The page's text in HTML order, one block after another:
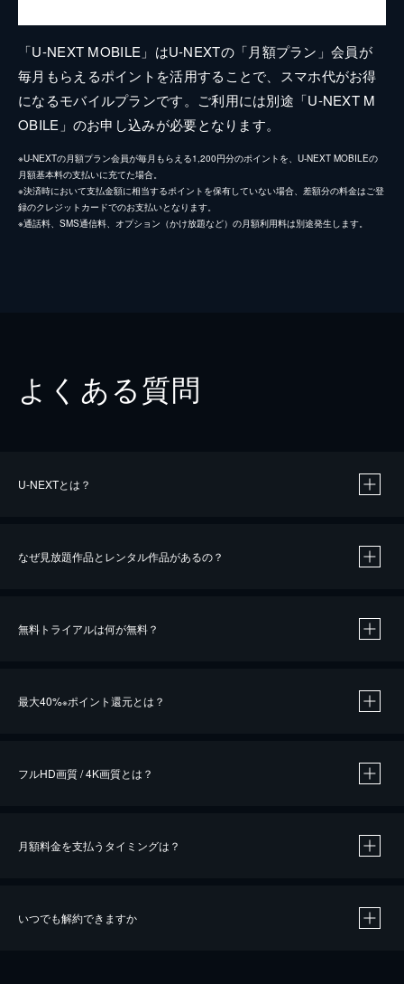
「U-NEXT MOBILE」はU-NEXTの「月額プラン」会員が
毎月もらえるポイントを活用することで、スマホ代がお得
になるモバイルプランです。ご利用には別途「U-NEXT M
OBILE」のお申し込みが必要となります。
※U-NEXTの月額プラン会員が毎月もらえる1,200円分のポイントを、U-NEXT MOBILEの
月額基本料の支払いに充てた場合。
※決済時において支払金額に相当するポイントを保有していない場合、差額分の料金はご登
録のクレジットカードでのお支払いとなります。
※通話料、SMS通信料、オプション（かけ放題など）の月額利用料は別途発生します。
よくある質問
U-NEXTとは？
なぜ見放題作品とレンタル作品があるの？
無料トライアルは何が無料？
最大40%※ポイント還元とは？
※40％ポイント還元の対象は、クレジットカード決済による作品の購入 / レンタルです。
iOSアプリのUコイン決済による作品の購入 / レンタルは、20％のポイント還元です。
フルHD画質 / 4K画質とは？
月額料金を支払うタイミングは？
いつでも解約できますか